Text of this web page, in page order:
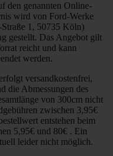
den genannten Online-
wird von Ford-Werke
1, 50735 Köln)
gestellt. Das Angebot gilt
reicht und kann
werden.
versandkostenfrei,
die Abmessungen des
von 300cm nicht
zwischen 3,95€
entstehen beim
5,95€ und 80€ . Ein
leider nicht möglich.